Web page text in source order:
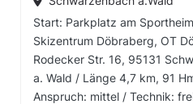
Start: Parkplatz am
Skizentrum Döbraberg, OT
Rodecker Str. 16, 95131
a. Wald / Länge 4,7 km, 91
Anspruch: mittel / Technik: